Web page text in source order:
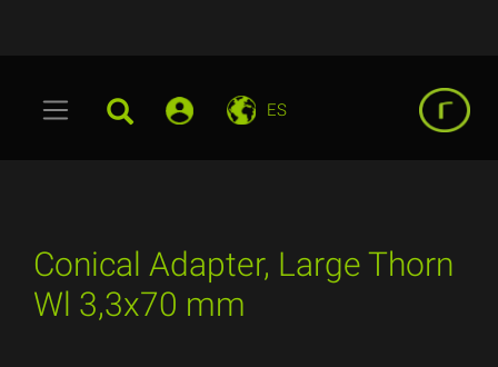
ES
Conical Adapter, Large Thorn
Wl 3,3x70 mm